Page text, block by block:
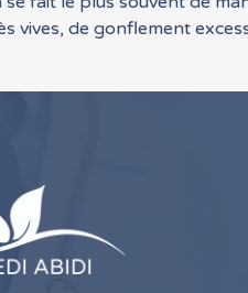
vives, de gonflement